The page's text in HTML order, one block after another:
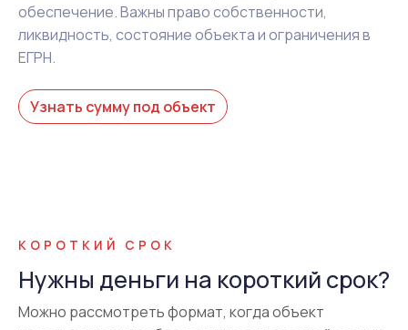
обеспечение. Важны право собственности,
ликвидность, состояние объекта и ограничения в
ЕГРН.
Узнать сумму под объект
КОРОТКИЙ СРОК
Нужны деньги на короткий срок?
Можно рассмотреть формат, когда объект